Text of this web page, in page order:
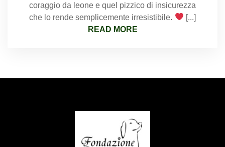
coraggio da leone e quel pizzico di insicurezza
che lo rende semplicemente irresistibile.
[...]
READ MORE